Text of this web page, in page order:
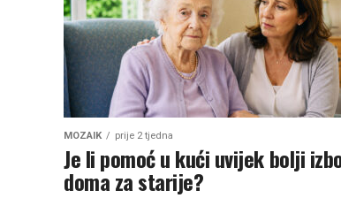
MOZAIK prije 2 tjedna
Je li pomoć u kući uvijek bolji
doma za starije?